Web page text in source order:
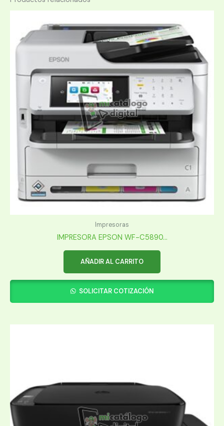
Impresoras
IMPRESORA EPSON WF-C5890...
AÑADIR AL CARRITO
SOLICITAR COTIZACIÓN